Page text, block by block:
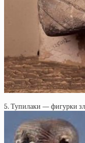
5. Тупилаки — фигурки